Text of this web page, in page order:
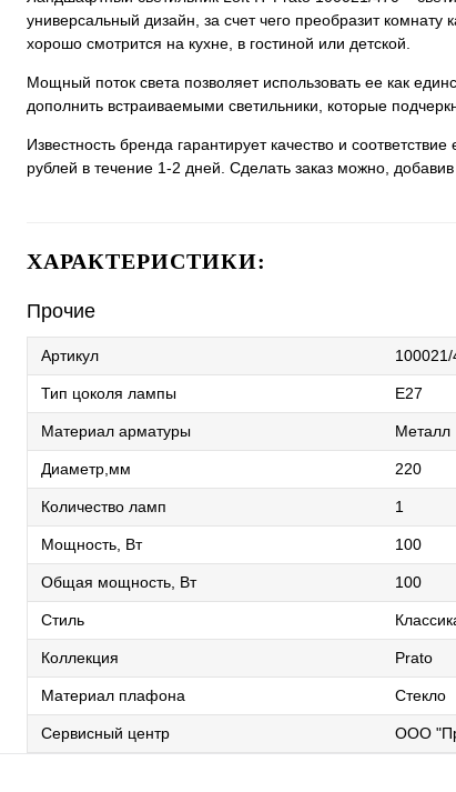
универсальный дизайн, за счет чего преобразит
хорошо смотрится на кухне, в гостиной или детской.
Мощный поток света позволяет использовать ее как
дополнить встраиваемыми светильники, которые
Известность бренда гарантирует качество и
рублей в течение 1-2 дней. Сделать заказ можно, добавив
ХАРАКТЕРИСТИКИ:
Прочие
Артикул
Тип цоколя лампы E27
Материал арматуры Металл
Диаметр,мм 220
Количество ламп 1
Мощность, Вт 100
Общая мощность, Вт 100
Стиль
Коллекция Prato
Материал плафона Стекло
Сервисный центр ООО